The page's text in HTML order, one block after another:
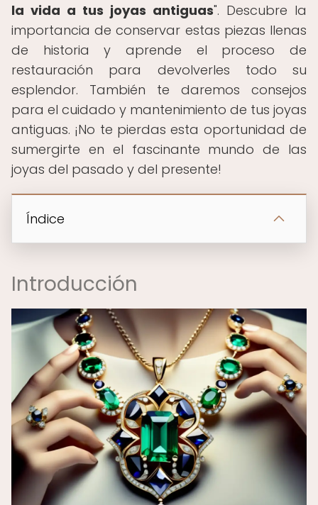
la vida a tus joyas antiguas". Descubre la
importancia de conservar estas piezas llenas
de historia y aprende el proceso de
restauración para devolverles todo su
esplendor. También te daremos consejos
para el cuidado y mantenimiento de tus joyas
antiguas. ¡No te pierdas esta oportunidad de
sumergirte en el fascinante mundo de las
joyas del pasado y del presente!
Índice
Introducción